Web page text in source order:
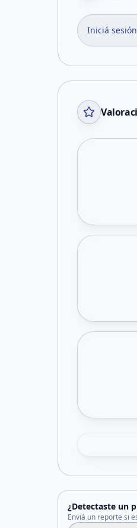
Iniciá sesión
¿Detectaste un
Enviá un reporte si